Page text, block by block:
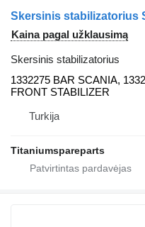
Kaina pagal užklausimą
Skersinis stabilizatorius
1332275 BAR SCANIA,
FRONT STABILIZER
Turkija
Titaniumspareparts